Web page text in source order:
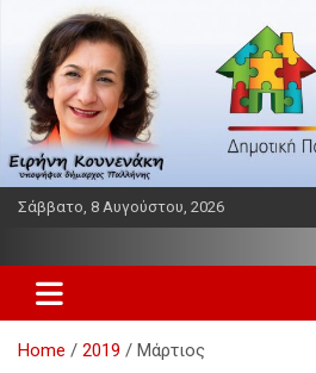
content
Σάββατο, 8 Αυγούστου, 2026
Εμείς η πόλη μας
Home 2019 Μάρτιος